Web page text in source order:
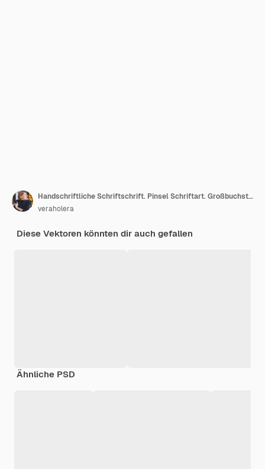
Handschriftliche Schriftschrift. Pinsel Schriftart. Großbuchstaben, Zahlen, Interpunktion
veraholera
Diese Vektoren könnten dir auch gefallen
Ähnliche PSD